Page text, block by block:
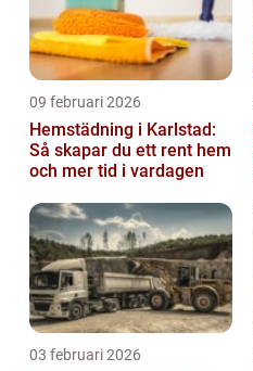
09 februari 2026
Hemstädning i Karlstad:
Så skapar du ett rent hem
och mer tid i vardagen
03 februari 2026